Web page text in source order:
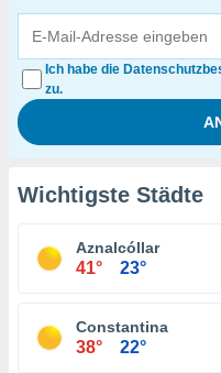
Ich habe die
zu.
Wichtigste Städte
Aznalcóllar
41° 23°
Constantina
38° 22°